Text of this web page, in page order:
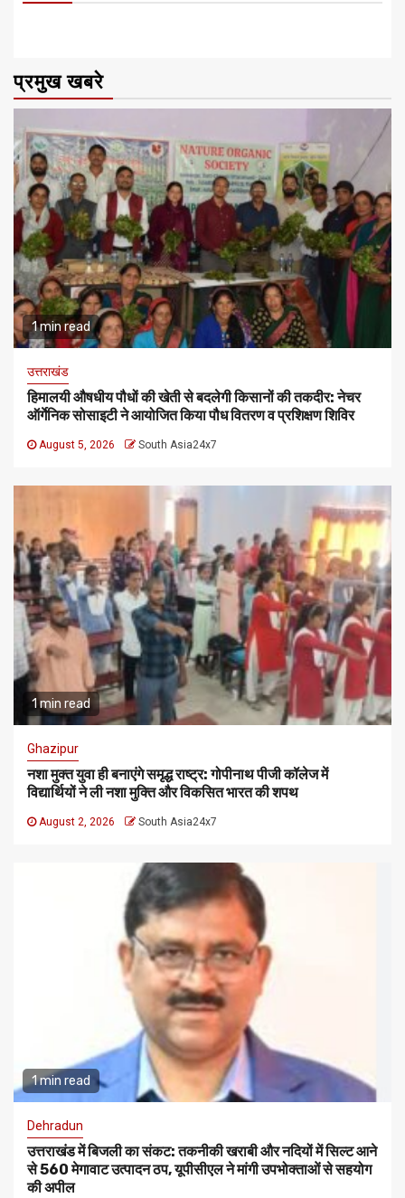
प्रमुख खबरे
1 min read
उत्तराखंड
हिमालयी औषधीय पौधों की खेती से बदलेगी किसानों की तकदीर: नेचर
ऑर्गेनिक सोसाइटी ने आयोजित किया पौध वितरण व प्रशिक्षण शिविर
August 5, 2026 South Asia24x7
1 min read
Ghazipur
नशा मुक्त युवा ही बनाएंगे समृद्ध राष्ट्र: गोपीनाथ पीजी कॉलेज में
विद्यार्थियों ने ली नशा मुक्ति और विकसित भारत की शपथ
August 2, 2026 South Asia24x7
1 min read
Dehradun
उत्तराखंड में बिजली का संकट: तकनीकी खराबी और नदियों में सिल्ट आने
से 560 मेगावाट उत्पादन ठप, यूपीसीएल ने मांगी उपभोक्ताओं से सहयोग
की अपील